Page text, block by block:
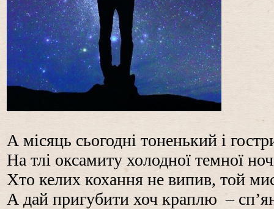
А місяць сьогодні тоненький і
На тлі оксамиту холодної темної
Хто келих кохання не випив, той
А дай пригубити хоч краплю –